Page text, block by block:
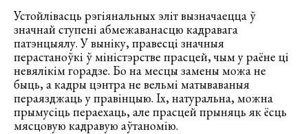
Устойлівасць рэгіянальных эліт вызначаецца ў
значнай ступені абмежаванасцю кадравага
патэнцыялу. У выніку, правесці значныя
перастаноўкі ў міністэрстве прасцей, чым у раёне ці
невялікім горадзе. Бо на месцы замены можа не
быць, а кадры цэнтра не вельмі матываваныя
пераязджаць у правінцыю. Іх, натуральна, можна
прымусіць пераехаць, але прасцей прыняць як ёсць
мясцовую кадравую аўтаномію.